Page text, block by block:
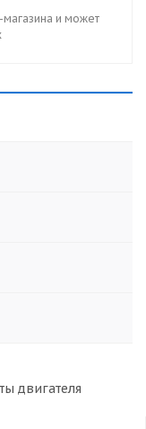
магазина и может
двигателя